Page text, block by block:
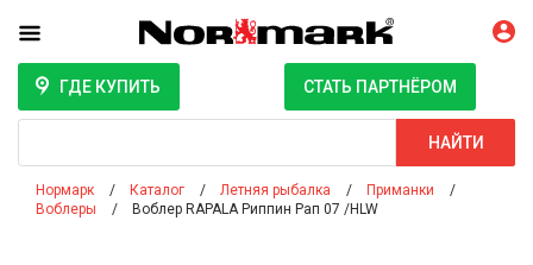
ГДЕ КУПИТЬ СТАТЬ ПАРТНЁРОМ
НАЙТИ
Нормарк Каталог Летняя рыбалка
Приманки
Воблеры
Воблер RAPALA Риппин Рап 07 /HLW